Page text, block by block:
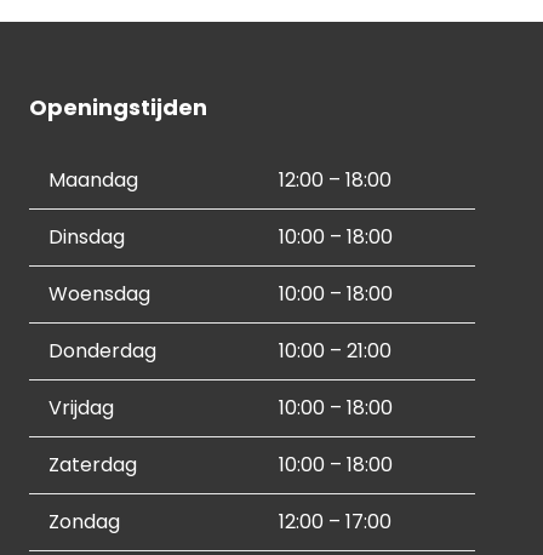
Openingstijden
Maandag 12:00 – 18:00
Dinsdag 10:00 – 18:00
Woensdag 10:00 – 18:00
Donderdag 10:00 – 21:00
Vrijdag 10:00 – 18:00
Zaterdag 10:00 – 18:00
Zondag 12:00 – 17:00